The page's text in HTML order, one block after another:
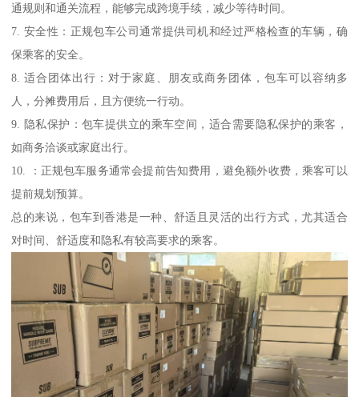
通规则和通关流程，能够完成跨境手续，减少等待时间。
7. 安全性：正规包车公司通常提供司机和经过严格检查的车辆，确
保乘客的安全。
8. 适合团体出行：对于家庭、朋友或商务团体，包车可以容纳多
人，分摊费用后，且方便统一行动。
9. 隐私保护：包车提供立的乘车空间，适合需要隐私保护的乘客，
如商务洽谈或家庭出行。
10. ：正规包车服务通常会提前告知费用，避免额外收费，乘客可以
提前规划预算。
总的来说，包车到香港是一种、舒适且灵活的出行方式，尤其适合
对时间、舒适度和隐私有较高要求的乘客。